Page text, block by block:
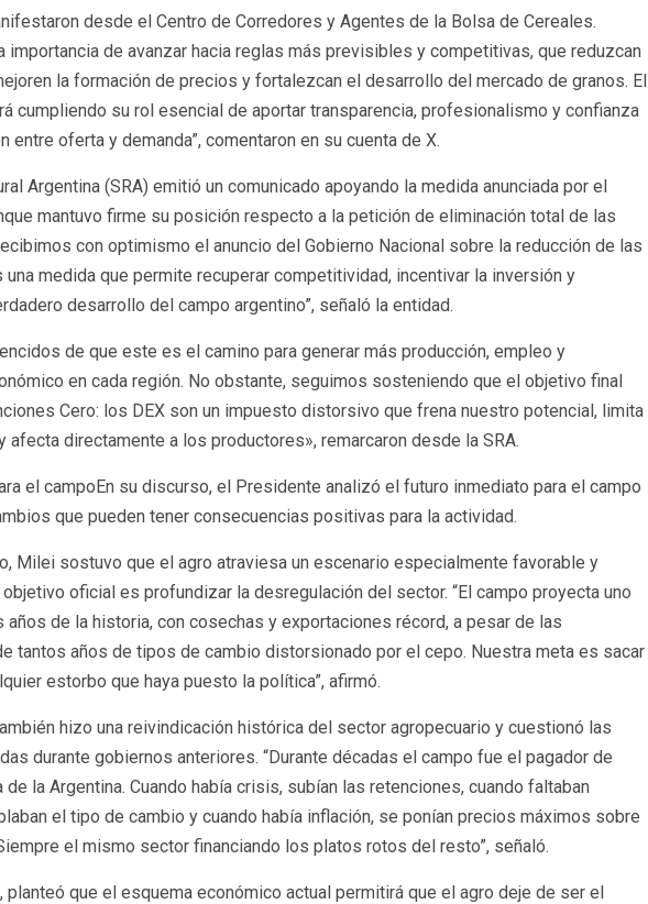
desde el Centro de Corredores y Agentes de la Bolsa de Cereales.
importancia de avanzar hacia reglas más previsibles y competitivas, que reduzcan
la formación de precios y fortalezcan el desarrollo del mercado de granos. El
cumpliendo su rol esencial de aportar transparencia, profesionalismo y confianza
entre oferta y demanda”, comentaron en su cuenta de X.
Argentina (SRA) emitió un comunicado apoyando la medida anunciada por el
mantuvo firme su posición respecto a la petición de eliminación total de las
con optimismo el anuncio del Gobierno Nacional sobre la reducción de las
una medida que permite recuperar competitividad, incentivar la inversión y
desarrollo del campo argentino”, señaló la entidad.
de que este es el camino para generar más producción, empleo y
en cada región. No obstante, seguimos sosteniendo que el objetivo final
Cero: los DEX son un impuesto distorsivo que frena nuestro potencial, limita
afecta directamente a los productores», remarcaron desde la SRA.
el campoEn su discurso, el Presidente analizó el futuro inmediato para el campo
que pueden tener consecuencias positivas para la actividad.
Milei sostuvo que el agro atraviesa un escenario especialmente favorable y
oficial es profundizar la desregulación del sector. “El campo proyecta uno
años de la historia, con cosechas y exportaciones récord, a pesar de las
tantos años de tipos de cambio distorsionado por el cepo. Nuestra meta es sacar
estorbo que haya puesto la política”, afirmó.
hizo una reivindicación histórica del sector agropecuario y cuestionó las
durante gobiernos anteriores. “Durante décadas el campo fue el pagador de
de la Argentina. Cuando había crisis, subían las retenciones, cuando faltaban
el tipo de cambio y cuando había inflación, se ponían precios máximos sobre
el mismo sector financiando los platos rotos del resto”, señaló.
planteó que el esquema económico actual permitirá que el agro deje de ser el